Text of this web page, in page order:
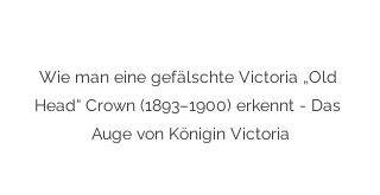
Wie man eine gefälschte Victoria „Old
Head“ Crown (1893–1900) erkennt - Das
Auge von Königin Victoria